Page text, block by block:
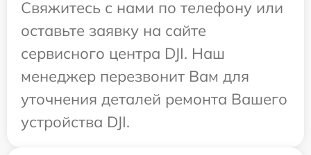
Свяжитесь с нами по телефону или
оставьте заявку на сайте
сервисного центра DJI. Наш
менеджер перезвонит Вам для
уточнения деталей ремонта Вашего
устройства DJI.